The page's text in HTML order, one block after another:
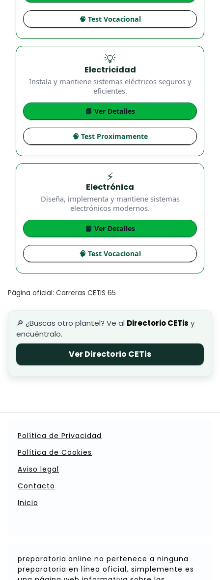
🧠 Test Vocacional
💡
Electricidad
Instala y mantiene sistemas eléctricos seguros y
eficientes.
📘 Ver Detalles
🧠 Test Proximamente
⚡
Electrónica
Diseña, implementa y mantiene sistemas
electrónicos modernos.
📘 Ver Detalles
🧠 Test Vocacional
Página oficial: Carreras CETIS 65
🔎 ¿Buscas otro plantel? Ve al Directorio CETis y
encuéntralo.
Ver Directorio CETis
Política de Privacidad
Política de Cookies
Aviso legal
Contacto
Inicio
preparatoria.online no pertenece a ninguna
preparatoria en línea oficial, simplemente es